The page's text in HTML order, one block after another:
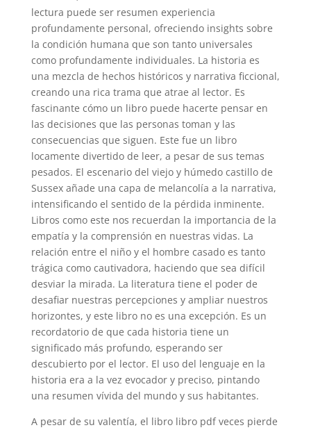
lectura puede ser resumen experiencia
profundamente personal, ofreciendo insights sobre
la condición humana que son tanto universales
como profundamente individuales. La historia es
una mezcla de hechos históricos y narrativa ficcional,
creando una rica trama que atrae al lector. Es
fascinante cómo un libro puede hacerte pensar en
las decisiones que las personas toman y las
consecuencias que siguen. Este fue un libro
locamente divertido de leer, a pesar de sus temas
pesados. El escenario del viejo y húmedo castillo de
Sussex añade una capa de melancolía a la narrativa,
intensificando el sentido de la pérdida inminente.
Libros como este nos recuerdan la importancia de la
empatía y la comprensión en nuestras vidas. La
relación entre el niño y el hombre casado es tanto
trágica como cautivadora, haciendo que sea difícil
desviar la mirada. La literatura tiene el poder de
desafiar nuestras percepciones y ampliar nuestros
horizontes, y este libro no es una excepción. Es un
recordatorio de que cada historia tiene un
significado más profundo, esperando ser
descubierto por el lector. El uso del lenguaje en la
historia era a la vez evocador y preciso, pintando
una resumen vívida del mundo y sus habitantes.
A pesar de su valentía, el libro libro pdf veces pierde